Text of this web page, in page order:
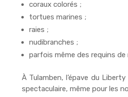
coraux colorés ;
tortues marines ;
raies ;
nudibranches ;
parfois même des requins de
À Tulamben, l’épave du
spectaculaire, même pour les